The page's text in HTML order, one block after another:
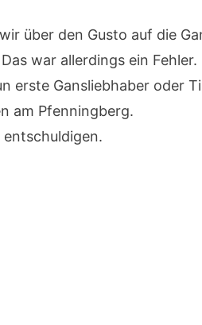
über den Gusto auf die
Das war allerdings ein
erste Gansliebhaber oder
am Pfenningberg.